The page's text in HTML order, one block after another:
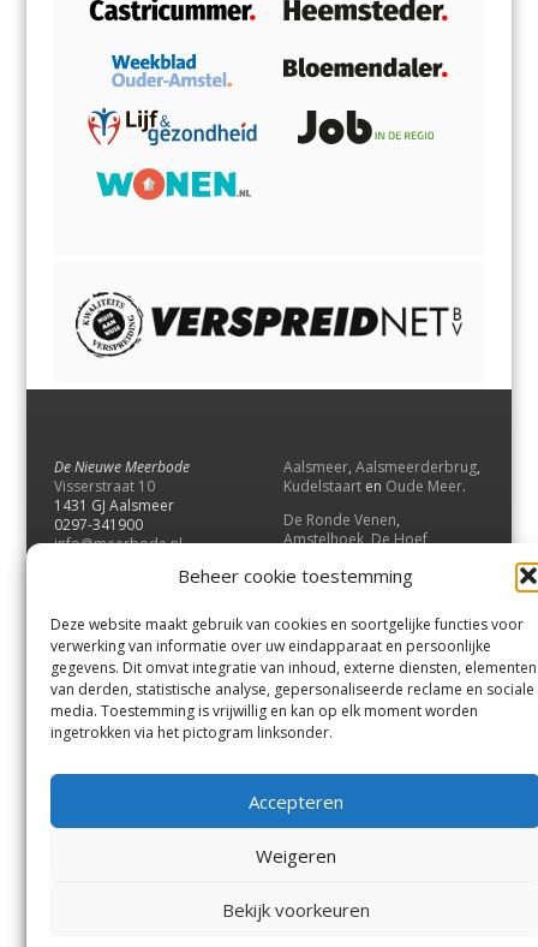
Beheer cookie toestemming
Deze website maakt gebruik van cookies en soortgelijke functies voor
verwerking van informatie over uw eindapparaat en persoonlijke
gegevens. Dit omvat integratie van inhoud, externe diensten, elementen
van derden, statistische analyse, gepersonaliseerde reclame en sociale
media. Toestemming is vrijwillig en kan op elk moment worden
ingetrokken via het pictogram linksonder.
Accepteren
Weigeren
Bekijk voorkeuren
De Nieuwe Meerbode
Visserstraat 10
1431 GJ Aalsmeer
0297-341900
info@meerbode.nl
Aalsmeer, Aalsmeerderbrug,
Kudelstaart en Oude Meer.
De Ronde Venen,
Amstelhoek,De Hoef,
Vrouwenakker,Waverveen
UithoornenDe Kwakel.
Contact
Andere uitgaven
Bezorgklacht
Vacatures
Voorwaarden
Privacyverklaring
De Ronde Venen